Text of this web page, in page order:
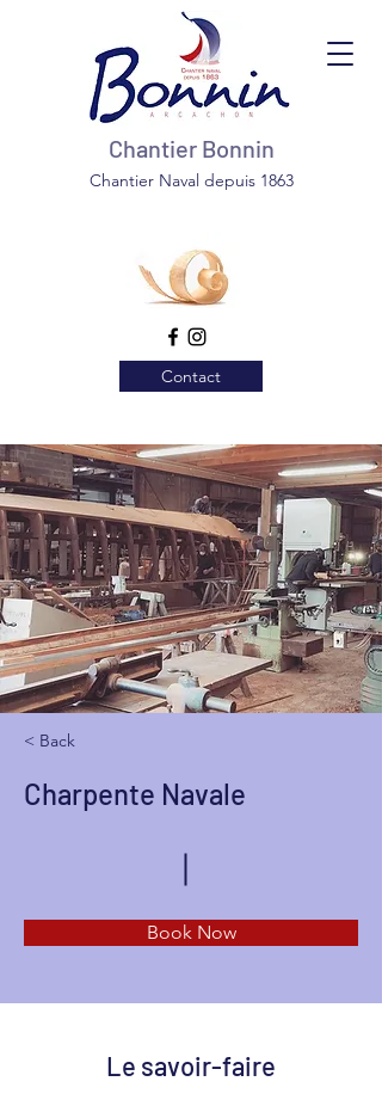
Chantier Bonnin
Chantier Naval depuis 1863
Contact
< Back
Charpente Navale
Book Now
Le savoir-faire